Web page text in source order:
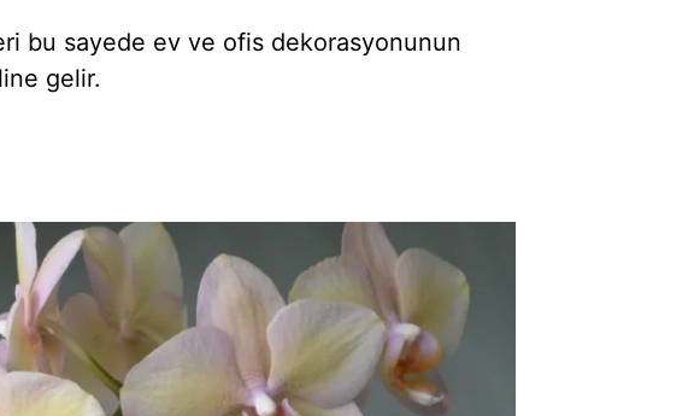
bu sayede ev ve ofis dekorasyonunun
gelir.